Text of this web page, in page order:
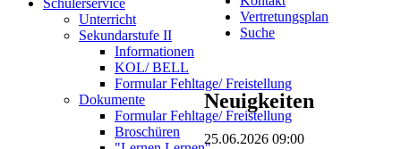
Schülerservice
Unterricht
Sekundarstufe II
Informationen
KOL/ BELL
Formular Fehltage/ Freistellung
Dokumente
Formular Fehltage/ Freistellung
Broschüren
Vertretungsplan
Suche
Neuigkeiten
25.06.2026 09:00